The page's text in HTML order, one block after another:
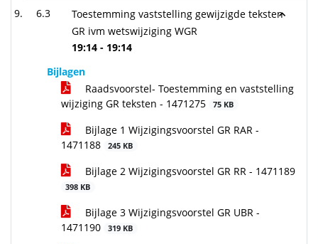
6.3
Toestemming vaststelling gewijzigde teksten
GR ivm wetswijziging WGR
19:14 - 19:14
Bijlagen
Raadsvoorstel- Toestemming en vaststelling
wijziging GR teksten - 1471275
75 KB
Bijlage 1 Wijzigingsvoorstel GR RAR -
1471188
245 KB
Bijlage 2 Wijzigingsvoorstel GR RR - 1471189
398 KB
Bijlage 3 Wijzigingsvoorstel GR UBR -
1471190
319 KB